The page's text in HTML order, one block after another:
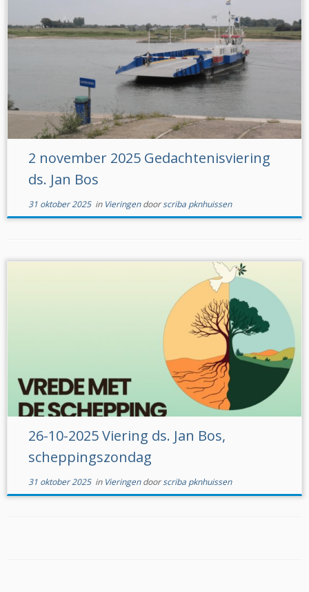
2 november 2025 Gedachtenisviering
ds. Jan Bos
31 oktober 2025in Vieringendoorscriba pknhuissen
26-10-2025 Viering ds. Jan Bos,
scheppingszondag
31 oktober 2025in Vieringendoorscriba pknhuissen